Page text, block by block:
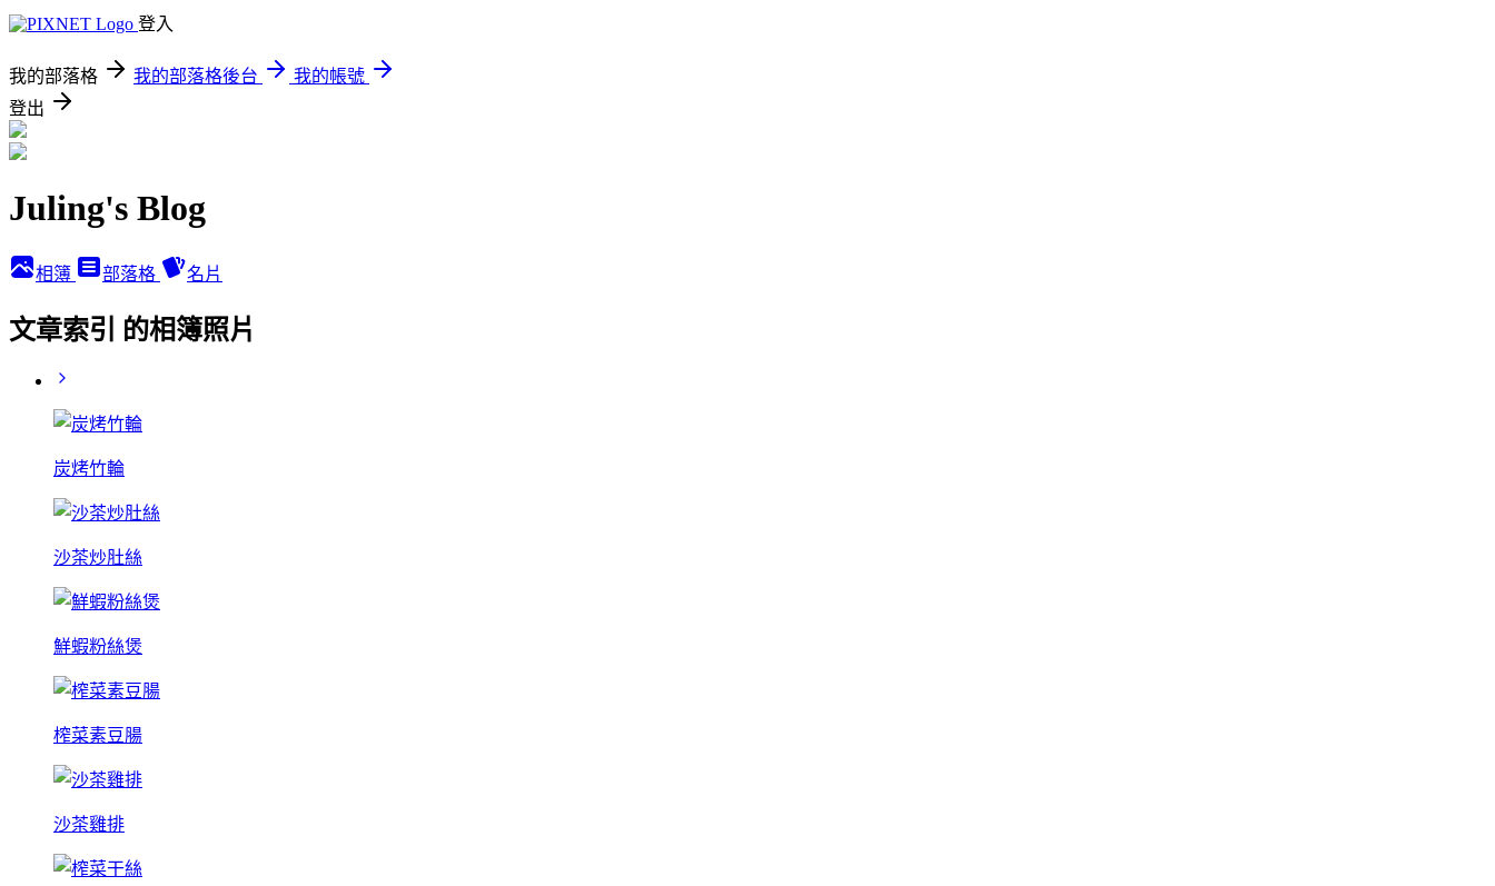
登入
我的部落格 我的部落格後台
我的帳號
登出
Juling's Blog
相簿 部落格 名片
文章索引 的相簿照片
炭烤竹輪
沙茶炒肚絲
鮮蝦粉絲煲
榨菜素豆腸
沙茶雞排